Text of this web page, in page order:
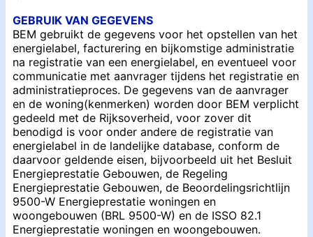
GEBRUIK VAN GEGEVENS
BEM gebruikt de gegevens voor het opstellen van het
energielabel, facturering en bijkomstige administratie
na registratie van een energielabel, en eventueel voor
communicatie met aanvrager tijdens het registratie en
administratieproces. De gegevens van de aanvrager
en de woning(kenmerken) worden door BEM verplicht
gedeeld met de Rijksoverheid, voor zover dit
benodigd is voor onder andere de registratie van
energielabel in de landelijke database, conform de
daarvoor geldende eisen, bijvoorbeeld uit het Besluit
Energieprestatie Gebouwen, de Regeling
Energieprestatie Gebouwen, de Beoordelingsrichtlijn
9500-W Energieprestatie woningen en
woongebouwen (BRL 9500-W) en de ISSO 82.1
Energieprestatie woningen en woongebouwen.